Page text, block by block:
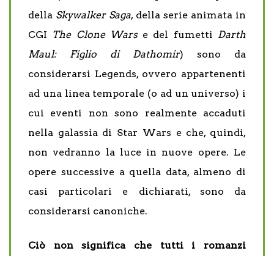
della Skywalker Saga, della serie animata in
CGI The Clone Warse del fumetti Darth
Maul: Figlio di Dathomir) sono da
considerarsi Legends, ovvero appartenenti
ad una linea temporale (o ad un universo) i
cui eventi non sono realmente accaduti
nella galassia di Star Wars e che, quindi,
non vedranno la luce in nuove opere. Le
opere successive a quella data, almeno di
casi particolari e dichiarati, sono da
considerarsi canoniche.
Ciò non significa che tutti i romanzi